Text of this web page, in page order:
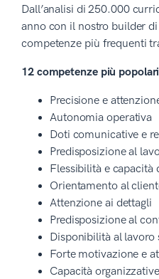
Dall’analisi di 250.000
anno con il nostro builder
competenze più frequenti
12 competenze più
Precisione e
Autonomia operativa
Doti comunicative e
Predisposizione al
Flessibilità e capacità
Orientamento al
Attenzione ai dettagli
Predisposizione al
Disponibilità al lavoro
Forte motivazione e
Capacità